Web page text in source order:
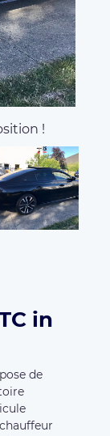
in
de
plus
pour
d’eau des
la
7jrs/7
A bientôt
4 Luggages